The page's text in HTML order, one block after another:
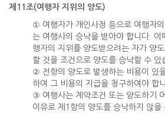
제11조(여행자 지위의 양도)
① 여행자가 개인사정 등으로 여행자
는 여행사의 승낙을 받아야 합니다. 이
행자의 지위를 양도받으려는 자가 양
할 것을 조건으로 양도를 승낙할 수 있
② 전항의 양도로 발생하는 비용이 있
하여 그 비용의 지급을 청구하여야 합
③ 여행사는 계약조건 또는 양도하기
이유로 제1항의 양도를 승낙하지 않을